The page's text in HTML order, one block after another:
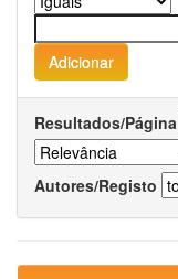
Resultados/Página
Autores/Registo